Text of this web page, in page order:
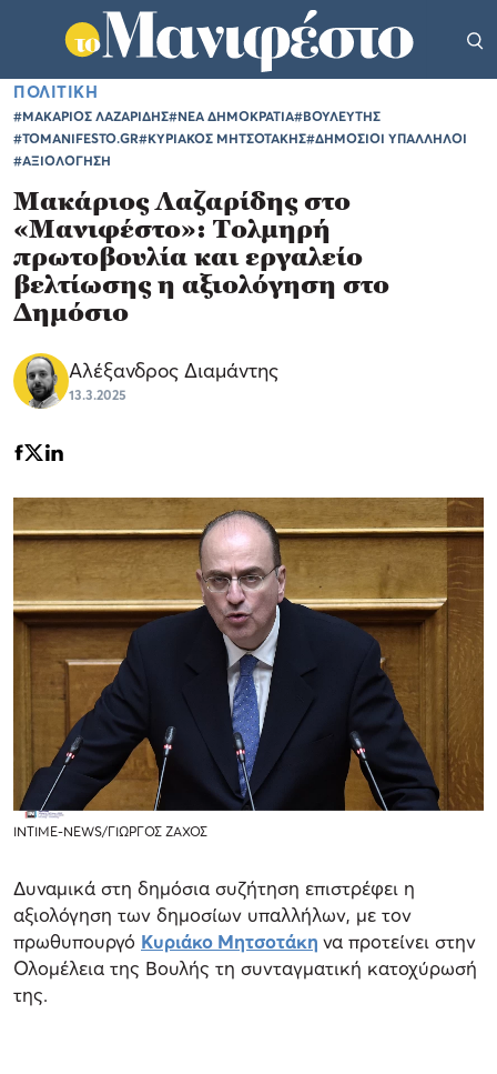
ΠΟΛΙΤΙΚΗ
#ΜΑΚΑΡΙΟΣ ΛΑΖΑΡΙΔΗΣ#ΝΕΑ ΔΗΜΟΚΡΑΤΙΑ#ΒΟΥΛΕΥΤΗΣ
#TOMANIFESTO.GR#ΚΥΡΙΑΚΟΣ ΜΗΤΣΟΤΑΚΗΣ#ΔΗΜΟΣΙΟΙ ΥΠΑΛΛΗΛΟΙ
#ΑΞΙΟΛΟΓΗΣΗ
Μακάριος Λαζαρίδης στο
«Μανιφέστο»: Τολμηρή
πρωτοβουλία και εργαλείο
βελτίωσης η αξιολόγηση στο
Δημόσιο
Αλέξανδρος Διαμάντης
13.3.2025
ΙΝΤΙΜΕ-NEWS/ΓΙΩΡΓΟΣ ΖΑΧΟΣ
Δυναμικά στη δημόσια συζήτηση επιστρέφει η
αξιολόγηση των δημοσίων υπαλλήλων, με τον
πρωθυπουργό Κυριάκο Μητσοτάκη να προτείνει στην
Ολομέλεια της Βουλής τη συνταγματική κατοχύρωσή
της.